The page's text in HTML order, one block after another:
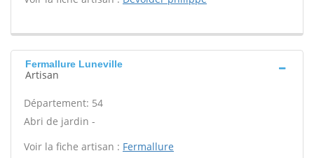
Fermallure Luneville
Artisan
Département: 54
Abri de jardin -
Voir la fiche artisan : Fermallure